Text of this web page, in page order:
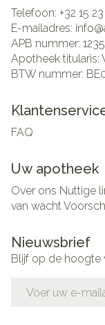
Telefoon: +32 15
E-mailadres: info@
APB nummer:
Apotheek titularis:
BTW nummer:
FAQ
Uw apotheek
Over ons Nuttige
van wacht
Nieuwsbrief
Blijf op de hoogte